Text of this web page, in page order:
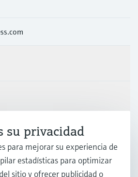
su privacidad
para mejorar su experiencia de
estadísticas para optimizar
sitio y ofrecer publicidad o